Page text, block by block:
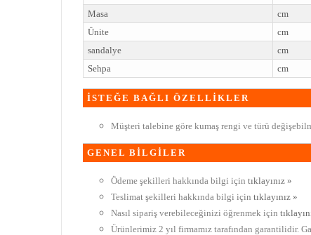
Masa
cm
Ünite
cm
sandalye
cm
Sehpa
cm
İSTEĞE BAĞLI ÖZELLİKLER
Müşteri talebine göre kumaş rengi ve türü
GENEL BİLGİLER
Ödeme şekilleri hakkında bilgi için tıklayınız »
Teslimat şekilleri hakkında bilgi için tıklayınız »
Nasıl sipariş verebileceğinizi öğrenmek için
Ürünlerimiz 2 yıl firmamız tarafından garantilidir.